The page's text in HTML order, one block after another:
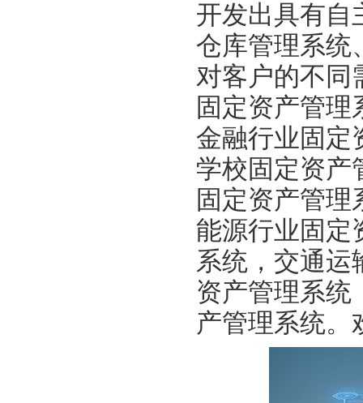
开发出具有自
仓库管理系统
对客户的不同
固定资产管
金融行业固定
学校固定资产
固定资产管
能源行业固定
系统，交通运
资产管理系统
产管理系统。